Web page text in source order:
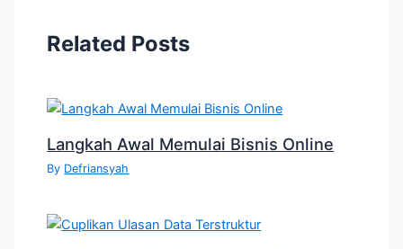
Related Posts
Langkah Awal Memulai Bisnis Online
By Defriansyah